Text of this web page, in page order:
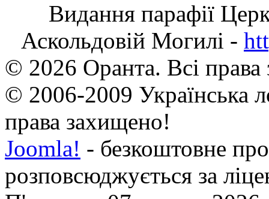
Видання парафії
Аскольдовій Могилі -
© 2026 Оранта. Всі
© 2006-2009 Українська
права захищено!
Joomla! - безкоштовне
розповсюджується за